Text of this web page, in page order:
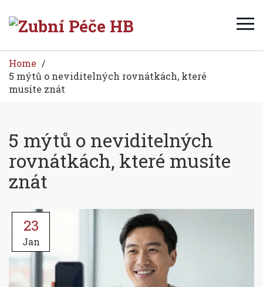
Home
5 mýtů o neviditelných rovnátkách, které
musíte znát
5 mýtů o neviditelných
rovnátkách, které musíte
znát
23
Jan